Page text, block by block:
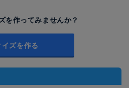
を作ってみませんか？
イズを作る